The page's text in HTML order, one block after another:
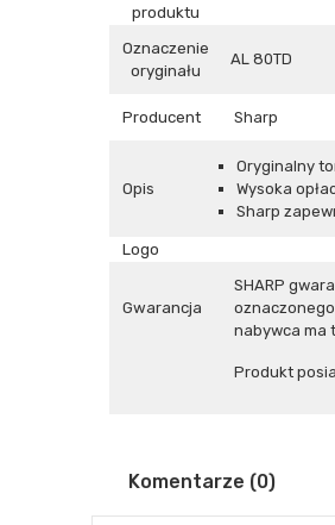
produktu
Oznaczenie
oryginału
AL 80TD
Producent Sharp
Opis
Oryginalny
Wysoka
Sharp
Logo
Gwarancja
SHARP
nabywca ma
Produkt
Komentarze (0)